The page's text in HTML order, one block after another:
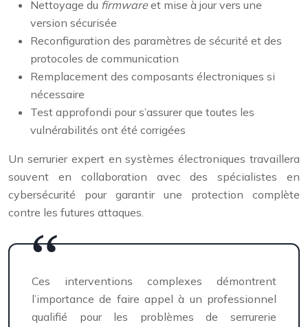
Nettoyage du firmwareet mise à jour vers une
version sécurisée
Reconfiguration des paramètres de sécurité et des
protocoles de communication
Remplacement des composants électroniques si
nécessaire
Test approfondi pour s’assurer que toutes les
vulnérabilités ont été corrigées
Un serrurier expert en systèmes électroniques travaillera
souvent en collaboration avec des spécialistes en
cybersécurité pour garantir une protection complète
contre les futures attaques.
Ces interventions complexes démontrent
l’importance de faire appel à un professionnel
qualifié pour les problèmes de serrurerie